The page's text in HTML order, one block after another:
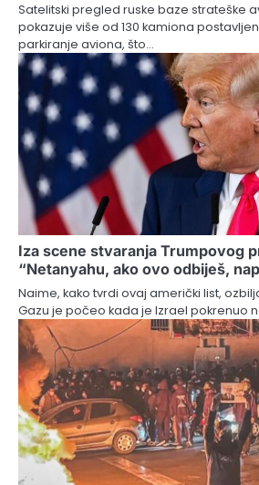
Satelitski pregled ruske baze strateške
pokazuje više od 130 kamiona
parkiranje aviona, što…
Iza scene stvaranja Trumpovog
“Netanyahu, ako ovo odbiješ,
Naime, kako tvrdi ovaj američki list,
Gazu je počeo kada je Izrael pokrenuo